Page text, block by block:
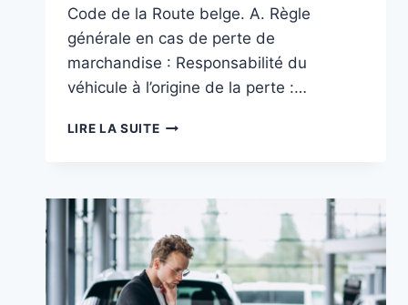
Code de la Route belge. A. Règle
générale en cas de perte de
marchandise : Responsabilité du
véhicule à l’origine de la perte :…
LIRE LA SUITEPERTE
LE
CODE
DE
LA